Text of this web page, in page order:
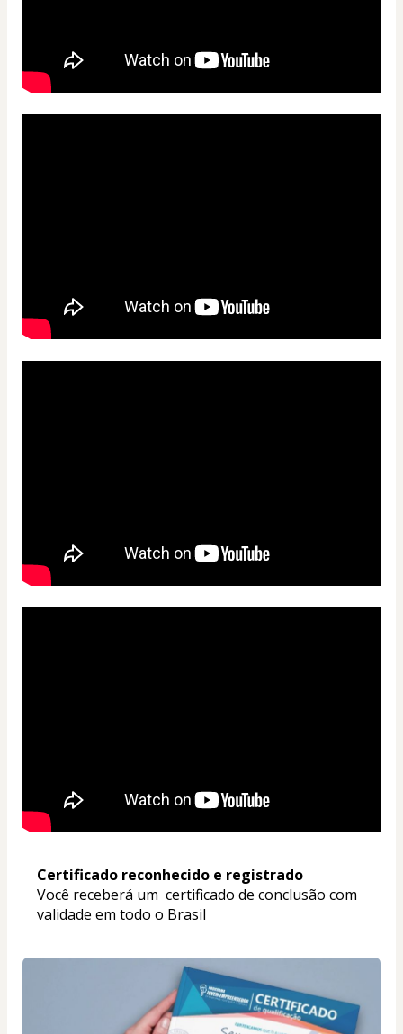
Certificado reconhecido e registrado
Você receberá um  certificado de conclusão com
validade em todo o Brasil